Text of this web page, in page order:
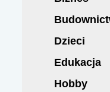
Dzieci
Edukacja
Hobby